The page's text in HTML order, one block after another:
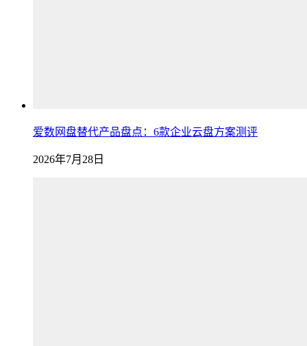
爱数网盘替代产品盘点：6款企业云盘方案测评
2026年7月28日